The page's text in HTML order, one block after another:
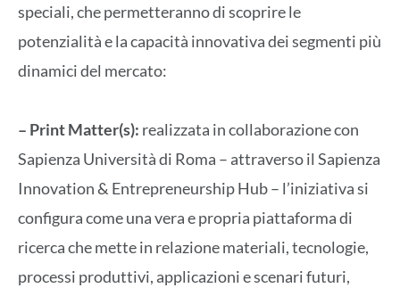
speciali, che permetteranno di scoprire le
potenzialità e la capacità innovativa dei segmenti più
dinamici del mercato:
– Print Matter(s): realizzata in collaborazione con
Sapienza Università di Roma – attraverso il Sapienza
Innovation & Entrepreneurship Hub – l’iniziativa si
configura come una vera e propria piattaforma di
ricerca che mette in relazione materiali, tecnologie,
processi produttivi, applicazioni e scenari futuri,